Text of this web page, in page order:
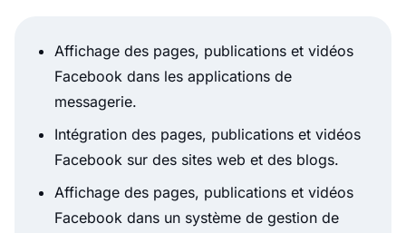
Affichage des pages, publications et vidéos
Facebook dans les applications de
messagerie.
Intégration des pages, publications et vidéos
Facebook sur des sites web et des blogs.
Affichage des pages, publications et vidéos
Facebook dans un système de gestion de